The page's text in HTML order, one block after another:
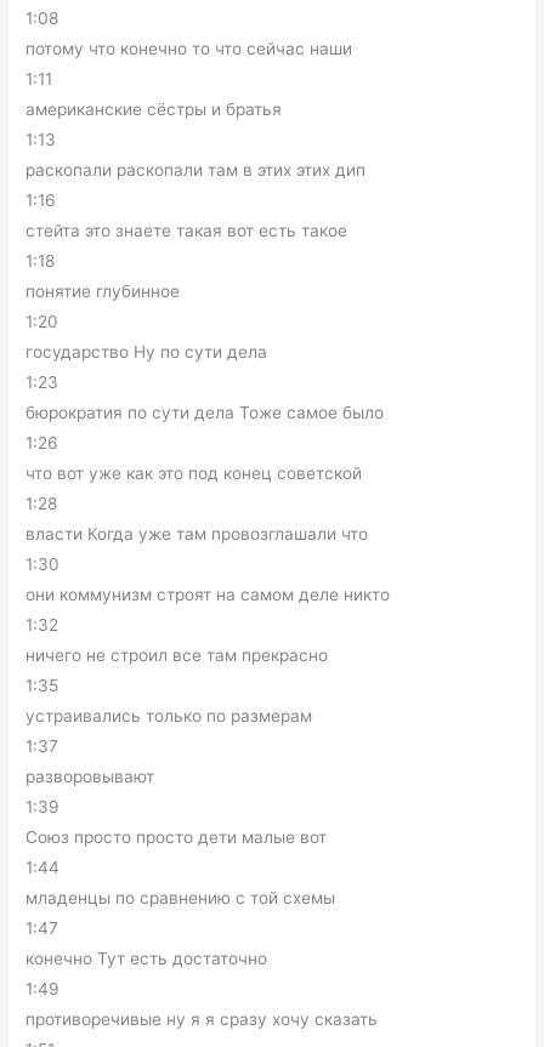
1:08
потому что конечно то что сейчас наши
1:11
американские сёстры и братья
1:13
раскопали раскопали там в этих этих дип
1:16
стейта это знаете такая вот есть такое
1:18
понятие глубинное
1:20
государство Ну по сути дела
1:23
бюрократия по сути дела Тоже самое было
1:26
что вот уже как это под конец советской
1:28
власти Когда уже там провозглашали что
1:30
они коммунизм строят на самом деле никто
1:32
ничего не строил все там прекрасно
1:35
устраивались только по размерам
1:37
разворовывают
1:39
Союз просто просто дети малые вот
1:44
младенцы по сравнению с той схемы
1:47
конечно Тут есть достаточно
1:49
противоречивые ну я я сразу хочу сказать